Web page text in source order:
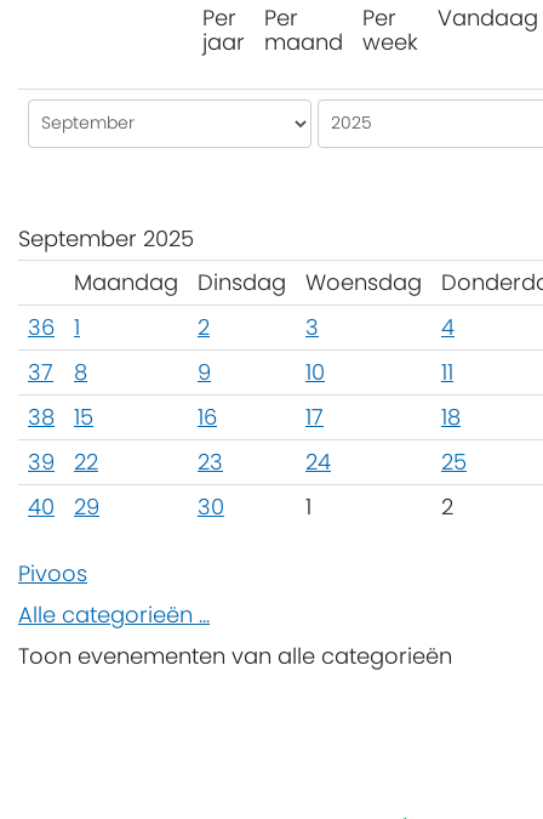
Per
jaar
Per
maand
Per
week
Vandaag
September 2025
Maandag
Dinsdag Woensdag
36
1 2 3
4
37
8 9 10
11
38
15 16 17
18
39
22 23 24
25
40
29 30 1 2
Pivoos
Alle categorieën ...
Toon evenementen van alle categorieën